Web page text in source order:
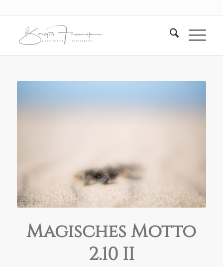
Magisches Motto
2.10 II